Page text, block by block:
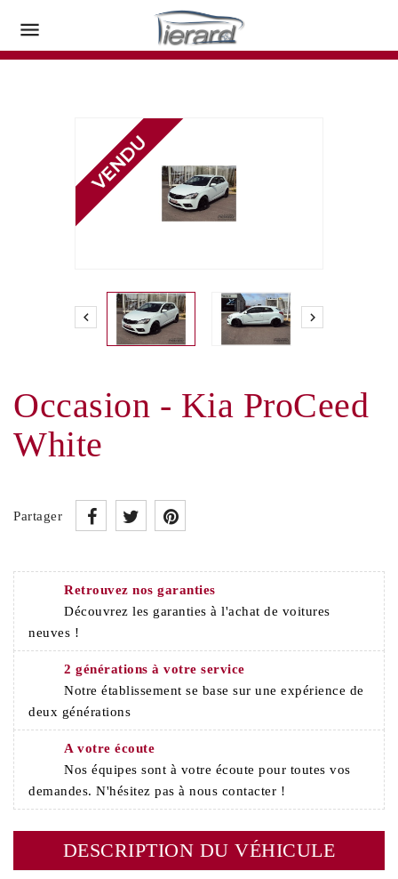

 
Occasion - Kia ProCeed
White
Partager
Retrouvez nos garanties
Découvrez les garanties à l'achat de voitures
neuves !
2 générations à votre service
Notre établissement se base sur une expérience de
deux générations
A votre écoute
Nos équipes sont à votre écoute pour toutes vos
demandes. N'hésitez pas à nous contacter !
DESCRIPTION DU VÉHICULE